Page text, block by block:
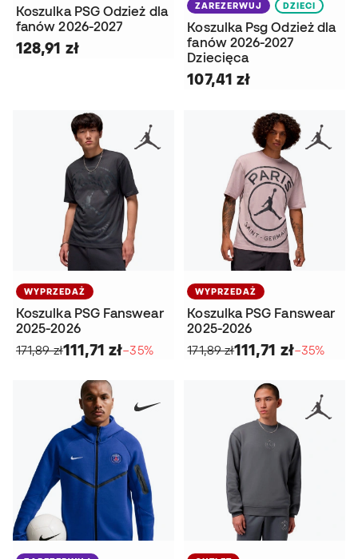
Koszulka PSG Odzież dla
fanów 2026-2027
128,91 zł
ZAREZERWUJ DZIECI
Koszulka Psg Odzież dla
fanów 2026-2027
Dziecięca
107,41 zł
WYPRZEDAŻ
Koszulka PSG Fanswear
2025-2026
171,89 zł111,71 zł−35%
WYPRZEDAŻ
Koszulka PSG Fanswear
2025-2026
171,89 zł111,71 zł−35%